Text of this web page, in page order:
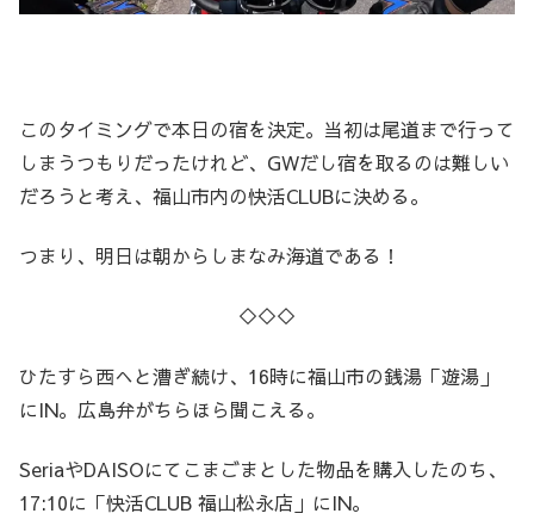
このタイミングで本日の宿を決定。当初は尾道まで行って
しまうつもりだったけれど、GWだし宿を取るのは難しい
だろうと考え、福山市内の快活CLUBに決める。
つまり、明日は朝からしまなみ海道である！
◇◇◇
ひたすら西へと漕ぎ続け、16時に福山市の銭湯「遊湯」
にIN。広島弁がちらほら聞こえる。
SeriaやDAISOにてこまごまとした物品を購入したのち、
17:10に「快活CLUB 福山松永店」にIN。